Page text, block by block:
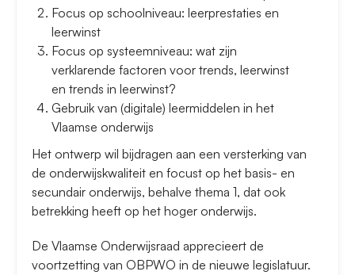
Focus op schoolniveau: leerprestaties en
leerwinst
Focus op systeemniveau: wat zijn
verklarende factoren voor trends, leerwinst
en trends in leerwinst?
Gebruik van (digitale) leermiddelen in het
Vlaamse onderwijs
Het ontwerp wil bijdragen aan een versterking van
de onderwijskwaliteit en focust op het basis- en
secundair onderwijs, behalve thema 1, dat ook
betrekking heeft op het hoger onderwijs.
De Vlaamse Onderwijsraad apprecieert de
voortzetting van OBPWO in de nieuwe legislatuur.